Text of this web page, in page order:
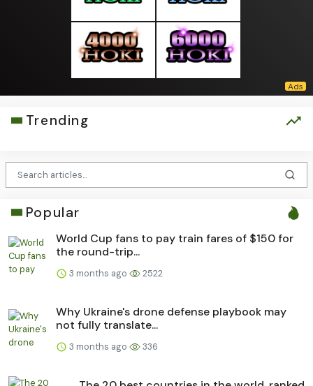
Trending
Popular
World Cup fans to pay train fares of $150 for
the round-trip...
3 months ago 2522
Why Ukraine's drone defense playbook may
not fully translate...
3 months ago 336